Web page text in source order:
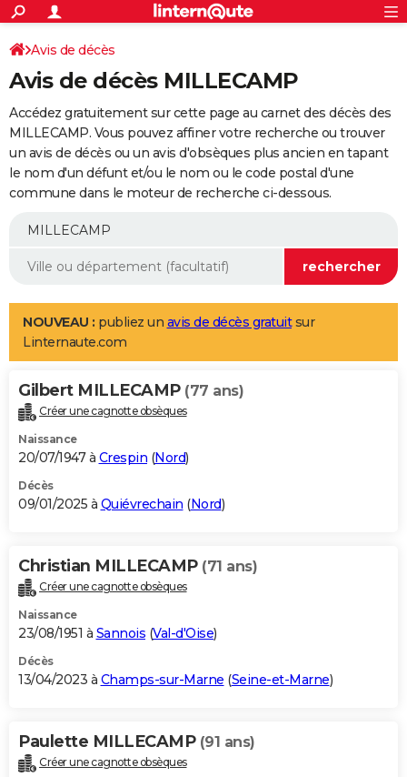
ACTUALITÉS
Politique
Société
Faits Divers
Education
Monde
Villes
+
SPORT
Coupe du monde 2026
Football
Tennis
Cyclisme
Rugby
Forum
Programme TV
TNTStreaming
Cinéma
Sorties cinéma
Musique
+
FINANCE
Impôts
Immobilier
Risques naturels par ville
Banque
Assurance
Crédit
AUTO
Essais
Réserver un essai
Citadines
Berlines
SUV
Forum auto
+
Mobiles
Meilleur smartphone
Internet
Ordinateurs
Jeux vidéo
Guide high-tech
Aménagement intérieur
LIFESTYLE
Art de vivre
Bien-être
Loisirs
Mode
Modes de vie
Alimentation
Guide de la santé
Maladies
Médicaments
Sommeil
VOYAGE
Destinations
City break
Voyage nature
Voyage de noces
Forum
Climat
+PHOTO
GUIDES D'ACHAT
BONS PLANS
Carte de Noël
Carte Bonne année
Carte Saint-Valentin
Carte Pâques
Carte d'anniversaire
DICTIONNAIRE
Dictionnaire
Biographies
Citations
Expressions
Proverbes
PROGRAMME TV
S'inscrire
Se connecter
Lycées
Collèges
Primaires
Universités
Entreprises
Service militaire
Avis de recherche
AVIS DE DÉCÈS
Bricolage
Lifestyle
Culture
Sport
Auto
Television
Voyage
Cinema
Avis de décès
Avis de décès MILLECAMP
Accédez gratuitement sur cette page au carnet des décès des
MILLECAMP. Vous pouvez affiner votre recherche ou trouver
un avis de décès ou un avis d'obsèques plus ancien en tapant
le nom d'un défunt et/ou le nom ou le code postal d'une
commune dans le moteur de recherche ci-dessous.
NOUVEAU : publiez un avis de décès gratuitsur
Linternaute.com
Gilbert MILLECAMP (77 ans)
Créer une cagnotte obsèques
Naissance
20/07/1947 à Crespin (Nord)
Décès
09/01/2025 à Quiévrechain (Nord)
Christian MILLECAMP (71 ans)
Créer une cagnotte obsèques
Naissance
23/08/1951 à Sannois (Val-d'Oise)
Décès
13/04/2023 à Champs-sur-Marne (Seine-et-Marne)
Paulette MILLECAMP (91 ans)
Créer une cagnotte obsèques